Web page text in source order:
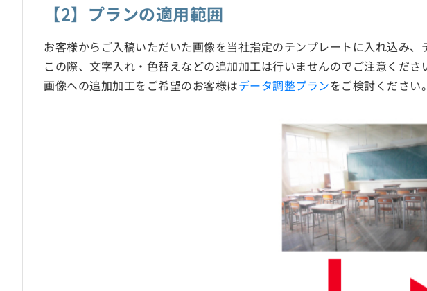
【2】プランの適用範囲
お客様からご入稿いただいた画像を当社指定のテンプレートに入れ込み
この際、文字入れ・色替えなどの追加加工は行いませんのでご注意くださ
画像への追加加工をご希望のお客様はデータ調整プランをご検討ください。